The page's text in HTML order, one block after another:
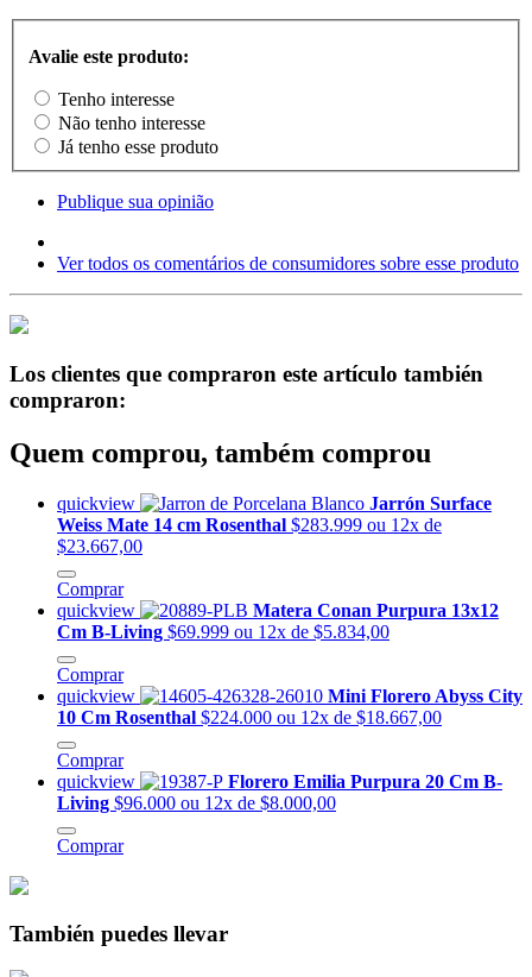
Avalie este produto:
Tenho interesse
Não tenho interesse
Já tenho esse produto
Publique sua opinião
Ver todos os comentários de consumidores sobre esse produto
Los clientes que compraron este artículo también
compraron:
Quem comprou, também comprou
quickview
Jarrón Surface
Weiss Mate 14 cm Rosenthal $283.999 ou 12x de
$23.667,00
Comprar
quickview
Matera Conan Purpura 13x12
Cm B-Living $69.999 ou 12x de $5.834,00
Comprar
quickview
Mini Florero Abyss City
10 Cm Rosenthal $224.000 ou 12x de $18.667,00
Comprar
quickview
Florero Emilia Purpura 20 Cm B-
Living $96.000 ou 12x de $8.000,00
Comprar
También puedes llevar